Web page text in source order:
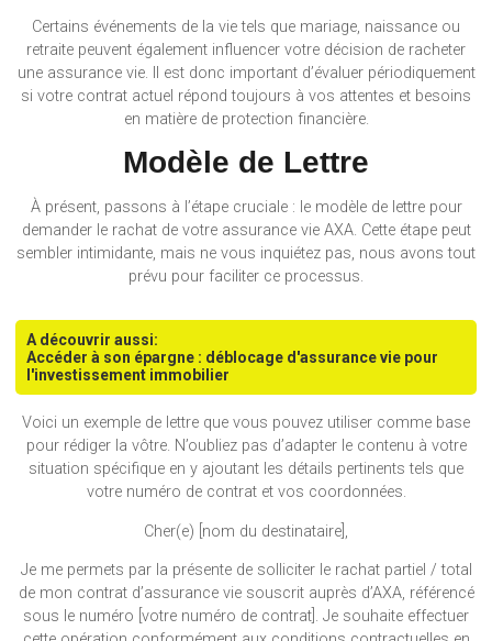
Certains événements de la vie tels que mariage, naissance ou
retraite peuvent également influencer votre décision de racheter
une assurance vie. Il est donc important d’évaluer périodiquement
si votre contrat actuel répond toujours à vos attentes et besoins
en matière de protection financière.
Modèle de Lettre
À présent, passons à l’étape cruciale : le modèle de lettre pour
demander le rachat de votre assurance vie AXA. Cette étape peut
sembler intimidante, mais ne vous inquiétez pas, nous avons tout
prévu pour faciliter ce processus.
A découvrir aussi:
Accéder à son épargne : déblocage d'assurance vie pour
l'investissement immobilier
Voici un exemple de lettre que vous pouvez utiliser comme base
pour rédiger la vôtre. N’oubliez pas d’adapter le contenu à votre
situation spécifique en y ajoutant les détails pertinents tels que
votre numéro de contrat et vos coordonnées.
Cher(e) [nom du destinataire],
Je me permets par la présente de solliciter le rachat partiel / total
de mon contrat d’assurance vie souscrit auprès d’AXA, référencé
sous le numéro [votre numéro de contrat]. Je souhaite effectuer